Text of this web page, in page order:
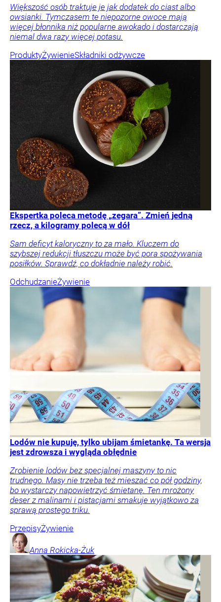
Większość osób traktuje je jak dodatek do ciast albo
owsianki. Tymczasem te niepozorne owoce mają
więcej błonnika niż popularne awokado i dostarczają
niemal dwa razy więcej potasu.
ProduktyŻywienieSkładniki odżywcze
Ekspertka poleca metodę „zegara”. Zmień jedną
rzecz, a kilogramy polecą w dół
Sam deficyt kaloryczny to za mało. Kluczem do
szybszej redukcji tłuszczu może być pora spożywania
posiłków. Sprawdź, co dokładnie należy robić.
OdchudzanieŻywienie
Lodów nie kupuję, tylko ubijam śmietankę. Ta wersja
jest zdrowsza i wygląda obłędnie
Zrobienie lodów bez specjalnej maszyny to nic
trudnego. Masy nie trzeba też mieszać co pół godziny,
bo wystarczy napowietrzyć śmietanę. Ten mrożony
deser z malinami i pistacjami smakuje wyjątkowo za
sprawą prostego triku.
PrzepisyŻywienie
Anna Rokicka-Żuk